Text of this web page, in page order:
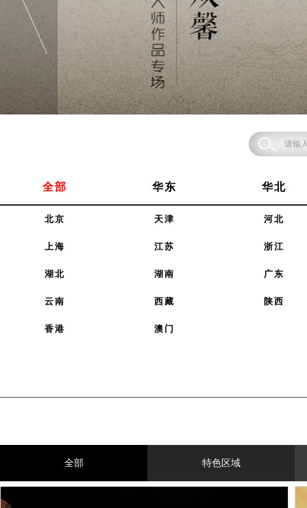
全部 华东 华北
北京 天津 河北
上海 江苏 浙江
湖北 湖南 广东
云南 西藏 陕西
香港 澳门
全部 特色区域